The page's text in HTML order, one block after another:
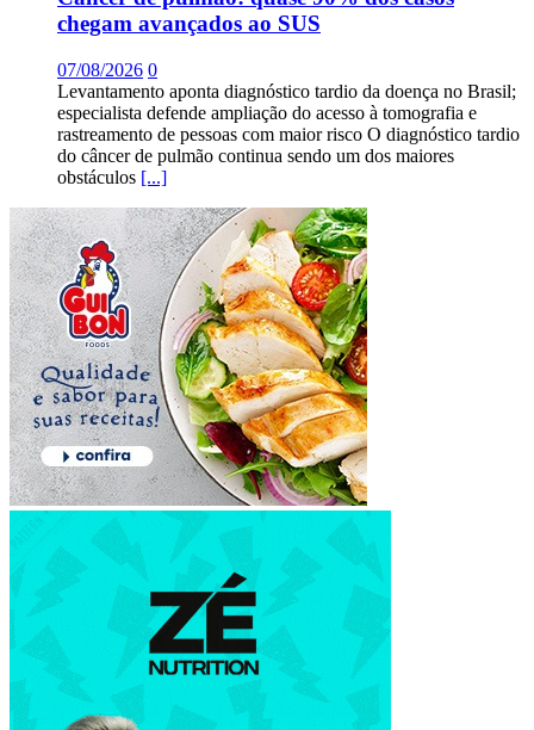
chegam avançados ao SUS
07/08/2026 0
Levantamento aponta diagnóstico tardio da doença no Brasil;
especialista defende ampliação do acesso à tomografia e
rastreamento de pessoas com maior risco O diagnóstico tardio
do câncer de pulmão continua sendo um dos maiores
obstáculos [...]